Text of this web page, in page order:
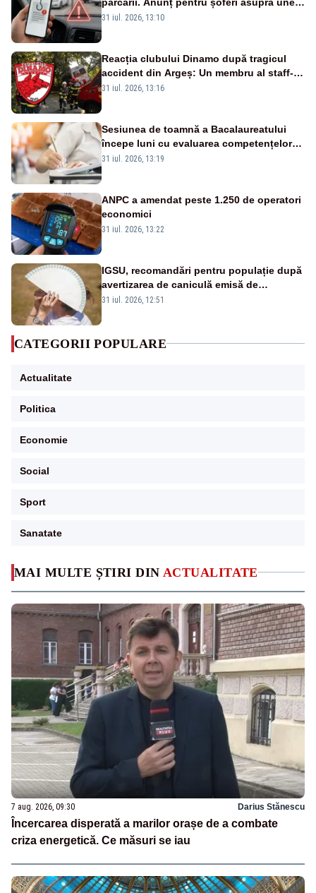
MAI MULTE ȘTIRI DIN ACTUALITATE
7 aug. 2026, 09:30 Darius Stănescu
Încercarea disperată a marilor orașe de a combate
criza energetică. Ce măsuri se iau
noi metode de fraudă online
31 iul. 2026, 13:10
Reacția clubului Dinamo după tragicul
accident din Argeș: Un membru al staff-
ului medical a murit, antrenorul Adrian
31 iul. 2026, 13:16
Sesiunea de toamnă a Bacalaureatului
începe luni cu evaluarea competențelor
orale la Limba română
31 iul. 2026, 13:19
ANPC a amendat peste 1.250 de operatori
economici
31 iul. 2026, 13:22
IGSU, recomandări pentru populație după
avertizarea de caniculă emisă de
meteorologi
31 iul. 2026, 12:51
CATEGORII POPULARE
Actualitate
Politica
Economie
Social
Sport
Sanatate